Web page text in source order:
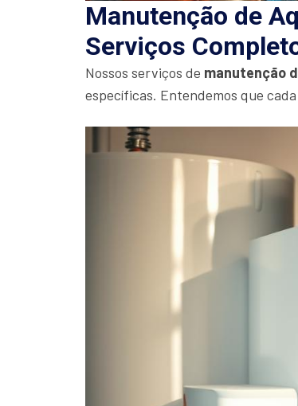
Manutenção de
Serviços
Nossos serviços de manutenção
específicas. Entendemos que